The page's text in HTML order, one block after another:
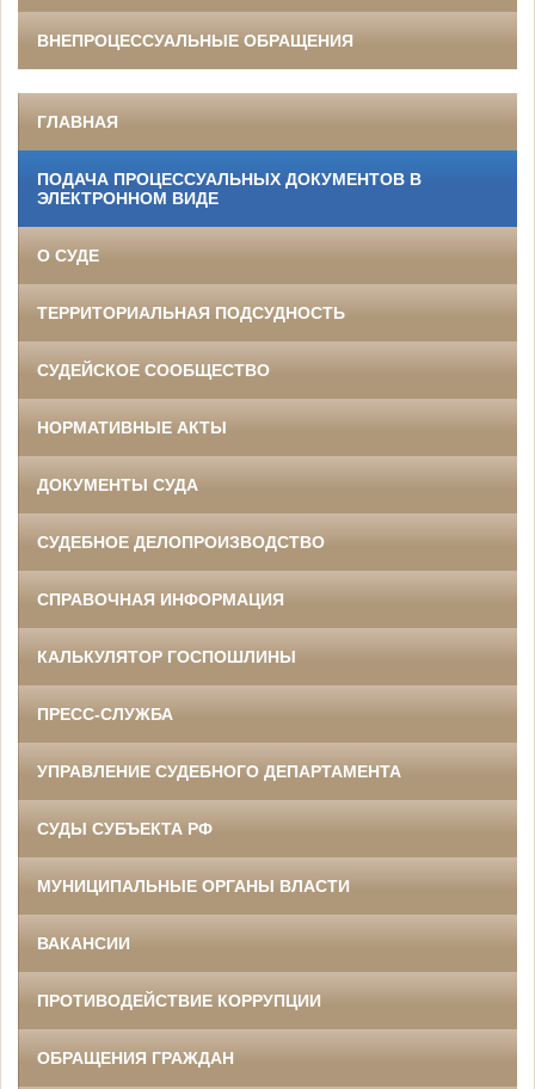
ВНЕПРОЦЕССУАЛЬНЫЕ ОБРАЩЕНИЯ
ГЛАВНАЯ
ПОДАЧА ПРОЦЕССУАЛЬНЫХ ДОКУМЕНТОВ В
ЭЛЕКТРОННОМ ВИДЕ
О СУДЕ
ТЕРРИТОРИАЛЬНАЯ ПОДСУДНОСТЬ
СУДЕЙСКОЕ СООБЩЕСТВО
НОРМАТИВНЫЕ АКТЫ
ДОКУМЕНТЫ СУДА
СУДЕБНОЕ ДЕЛОПРОИЗВОДСТВО
СПРАВОЧНАЯ ИНФОРМАЦИЯ
КАЛЬКУЛЯТОР ГОСПОШЛИНЫ
ПРЕСС-СЛУЖБА
УПРАВЛЕНИЕ СУДЕБНОГО ДЕПАРТАМЕНТА
СУДЫ СУБЪЕКТА РФ
МУНИЦИПАЛЬНЫЕ ОРГАНЫ ВЛАСТИ
ВАКАНСИИ
ПРОТИВОДЕЙСТВИЕ КОРРУПЦИИ
ОБРАЩЕНИЯ ГРАЖДАН